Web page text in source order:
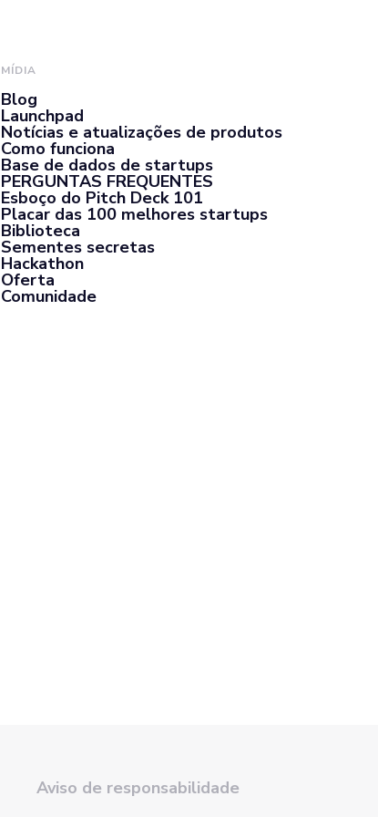
MÍDIA
Blog
Launchpad
Notícias e atualizações de produtos
Como funciona
Base de dados de startups
PERGUNTAS FREQUENTES
Esboço do Pitch Deck 101
Placar das 100 melhores startups
Biblioteca
Sementes secretas
Hackathon
Oferta
Comunidade
Aviso de responsabilidade